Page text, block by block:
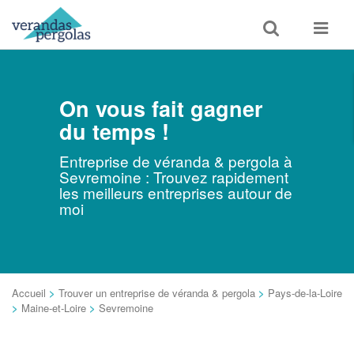
Toggle
search
Toggle
On vous fait gagner
du temps !
Entreprise de véranda & pergola à
Sevremoine : Trouvez rapidement
les meilleurs entreprises autour de
moi
Accueil > Trouver un entreprise de véranda & pergola > Pays-de-la-Loire
> Maine-et-Loire > Sevremoine